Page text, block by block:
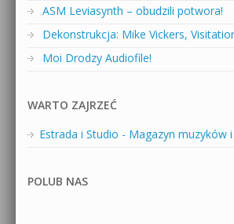
ASM Leviasynth – obudzili potwora!
Dekonstrukcja: Mike Vickers,
Moi Drodzy Audiofile!
WARTO ZAJRZEĆ
Estrada i Studio - Magazyn muzyków
POLUB NAS